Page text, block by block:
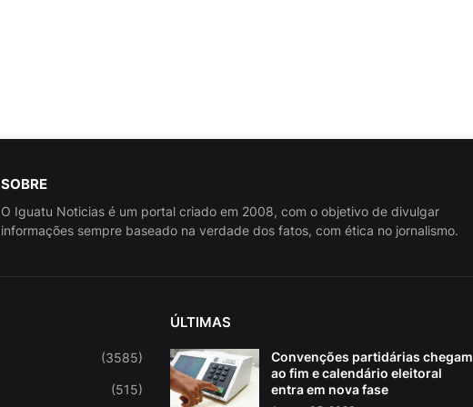
SOBRE
O Iguatu Noticias é um portal criado em 2008, com o objetivo de divulgar
informações sempre baseado na verdade dos fatos, com ética no jornalismo.
(3585)
(515)
ÚLTIMAS
Convenções partidárias chegam
ao fim e calendário eleitoral
entra em nova fase